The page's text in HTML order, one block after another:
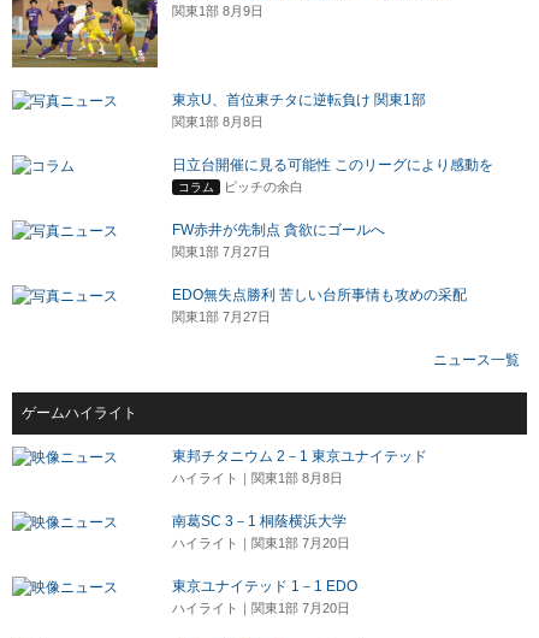
関東1部 8月9日
東京U、首位東チタに逆転負け 関東1部
関東1部 8月8日
日立台開催に見る可能性 このリーグにより感動を
コラム ピッチの余白
FW赤井が先制点 貪欲にゴールへ
関東1部 7月27日
EDO無失点勝利 苦しい台所事情も攻めの采配
関東1部 7月27日
ニュース一覧
ゲームハイライト
東邦チタニウム 2－1 東京ユナイテッド
ハイライト｜関東1部 8月8日
南葛SC 3－1 桐蔭横浜大学
ハイライト｜関東1部 7月20日
東京ユナイテッド 1－1 EDO
ハイライト｜関東1部 7月20日